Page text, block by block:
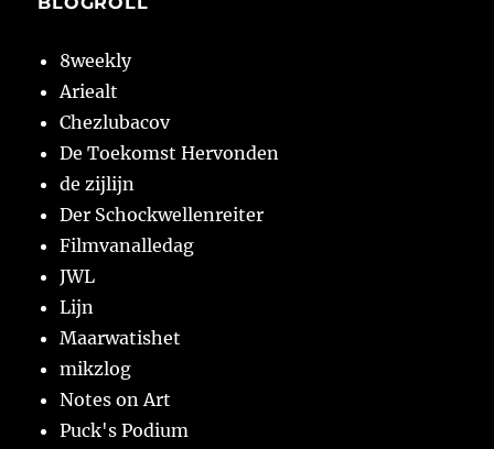
8weekly
Ariealt
Chezlubacov
De Toekomst Hervonden
de zijlijn
Der Schockwellenreiter
Filmvanalledag
JWL
Lijn
Maarwatishet
mikzlog
Notes on Art
Puck's Podium